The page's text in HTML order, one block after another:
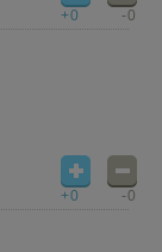
+0 -0
+0 -0